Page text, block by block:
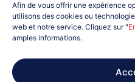
Afin de vous offrir une expérience
utilisons des cookies ou
web et notre service. Cliquez sur "
amples informations.
Se souvenir de moi
Connexion